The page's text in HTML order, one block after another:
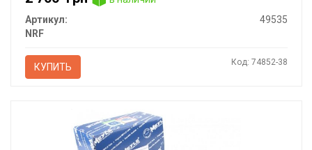
Артикул:
49535
NRF
КУПИТЬ Код: 74852-38